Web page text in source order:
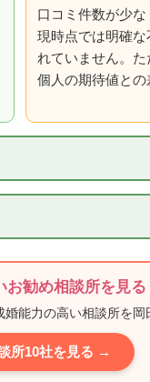
口コミ件数が少な
現時点では明確
れていません。
個人の期待値との
お勧め相談所を見る
能力の高い相談所を岡
所10社を見る →